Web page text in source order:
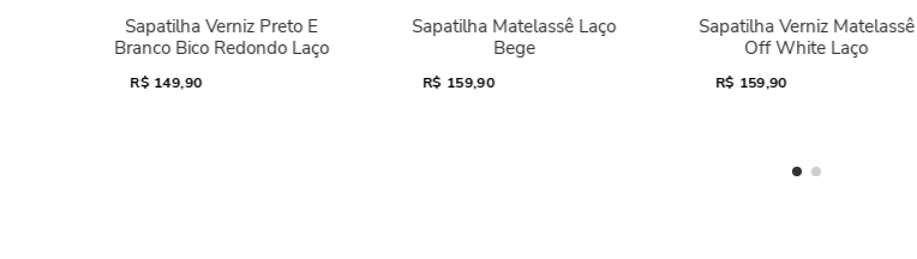
Sapatilha Verniz Preto E
Branco Bico Redondo Laço
R$ 149,90
Sapatilha Matelassê Laço
Bege
R$ 159,90
Sapatilha Verniz Matelassê
Off White Laço
R$ 159,90